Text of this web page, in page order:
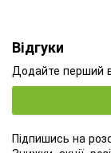
Відгуки
Додайте перший
Підпишись на